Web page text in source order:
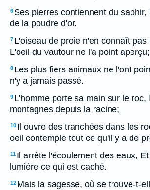
6 Ses pierres contiennent du saphir,
de la poudre d'or.
7 L'oiseau de proie n'en connaît pas
L'oeil du vautour ne l'a point aperçu;
8 Les plus fiers animaux ne l'ont
n'y a jamais passé.
9 L'homme porte sa main sur le roc,
montagnes depuis la racine;
10 Il ouvre des tranchées dans les
oeil contemple tout ce qu'il y a de
11 Il arrête l'écoulement des eaux,
lumière ce qui est caché.
12 Mais la sagesse, où se trouve-t-